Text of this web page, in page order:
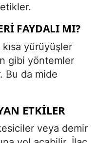
FAYDALI MI?
yürüyüşler
gibi yöntemler
Bu da mide
ETKILER
veya demir